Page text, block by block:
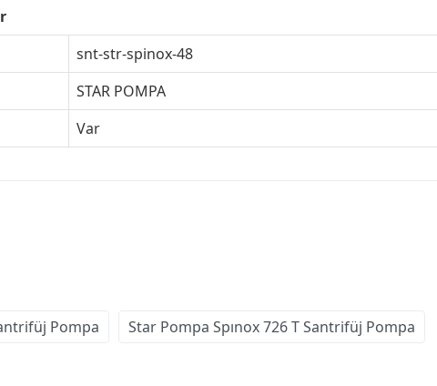
snt-str-spinox-48
STAR POMPA
Var
Pompa Star Pompa Spınox 726 T Santrifüj Pompa